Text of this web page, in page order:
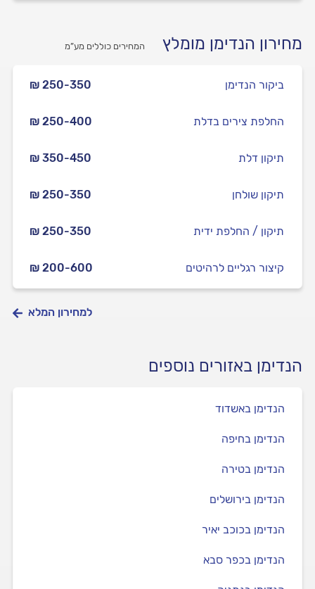
מחירון הנדימן מומלץ המחירים כוללים מע”מ
₪ 250-350 ביקור הנדימן
₪ 250-400 החלפת צירים בדלת
₪ 350-450 תיקון דלת
₪ 250-350 תיקון שולחן
₪ 250-350 תיקון / החלפת ידית
₪ 200-600 קיצור רגליים לרהיטים
למחירון המלא
הנדימן באזורים נוספים
הנדימן באשדוד
הנדימן בחיפה
הנדימן בטירה
הנדימן בירושלים
הנדימן בכוכב יאיר
הנדימן בכפר סבא